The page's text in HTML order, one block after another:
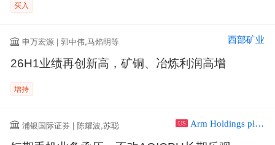
买入
申万宏源 | 郭中伟,马焰明等 西部矿业
26H1业绩再创新高，矿铜、冶炼利润高增
增持
浦银国际证券 | 陈耀波,苏聪 US Arm Holdings plc ADR